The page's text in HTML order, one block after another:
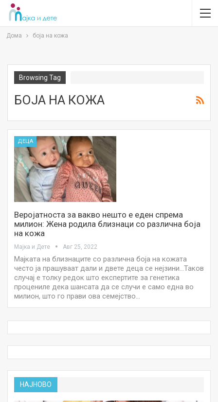
Дома боја на кожа
Browsing Tag
БОЈА НА КОЖА
ДЕЦА
Веројатноста за вакво нешто е еден спрема
милион: Жена родила близнаци со различна боја
на кожа
Мајка и Дете Авг 25, 2022
Мајката на близнаците со различна боја на кожата
често ја прашуваат дали и двете деца се нејзини…Таков
случај е толку редок што експертите за генетика
процениле дека шансата да се случи е само една во
милион, што го прави ова семејство…
НАЈНОВО